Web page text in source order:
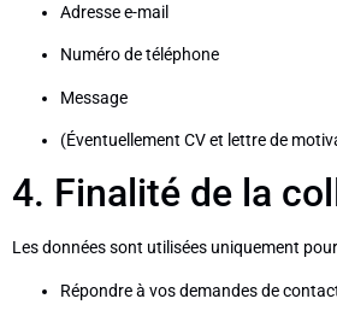
Adresse e-mail
Numéro de téléphone
Message
(Éventuellement CV et lettre de
4. Finalité de la
Les données sont utilisées uniquement
Répondre à vos demandes de